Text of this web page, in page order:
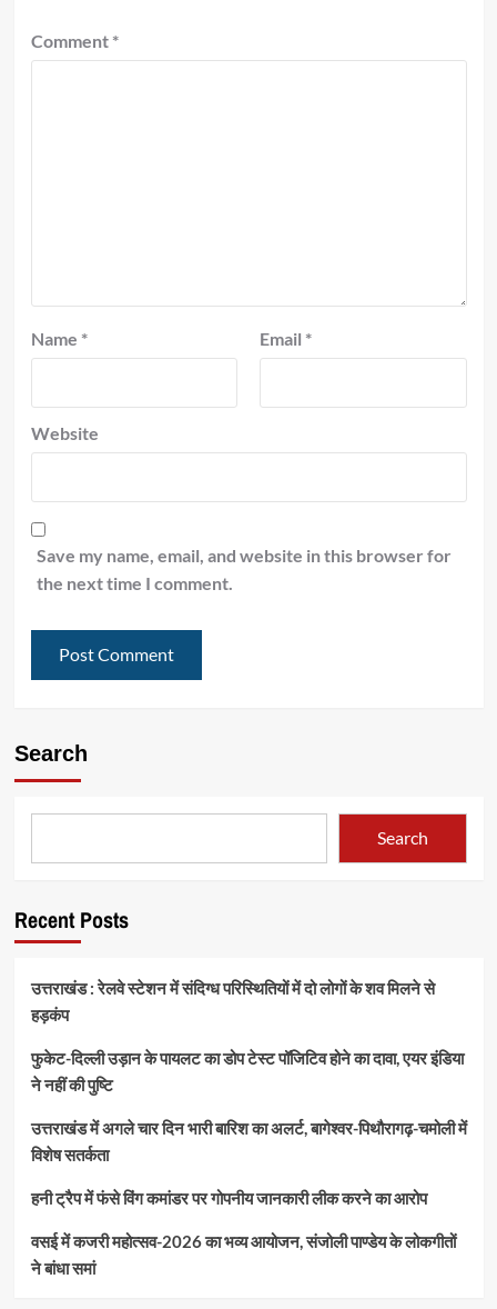
Comment *
Name * Email *
Website
Save my name, email, and website in this browser for
the next time I comment.
Search
Search
Recent Posts
उत्तराखंड : रेलवे स्टेशन में संदिग्ध परिस्थितियों में दो लोगों के शव मिलने से
हड़कंप
फुकेट-दिल्ली उड़ान के पायलट का डोप टेस्ट पॉजिटिव होने का दावा, एयर इंडिया
ने नहीं की पुष्टि
उत्तराखंड में अगले चार दिन भारी बारिश का अलर्ट, बागेश्वर-पिथौरागढ़-चमोली में
विशेष सतर्कता
हनी ट्रैप में फंसे विंग कमांडर पर गोपनीय जानकारी लीक करने का आरोप
वसई में कजरी महोत्सव-2026 का भव्य आयोजन, संजोली पाण्डेय के लोकगीतों
ने बांधा समां